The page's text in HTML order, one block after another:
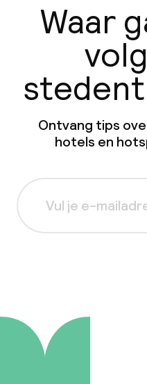
Waar
Ontvang tips
hotels en